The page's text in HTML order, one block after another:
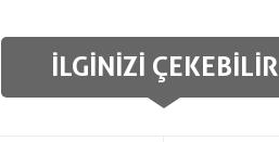
İLGINIZI ÇEKEBILIR